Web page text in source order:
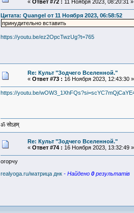
« Ответ #72 : 11 Ноября 2023, 08:20:31 »
Цитата: Quangel от 11 Ноября 2023, 06:58:52
принудительно вставить
https://youtu.be/ez2OpcTwzUg?t=765
Re: Культ "Зодчего Вселенной."
« Ответ #73 : 16 Ноября 2023, 12:43:30 »
https://youtu.be/
ॐ सोऽहम्
Re: Культ "Зодчего Вселенной."
« Ответ #74 : 16 Ноября 2023, 13:32:49 »
огорчу
realyoga.ru/матрица днк - Найдено 0результатiв